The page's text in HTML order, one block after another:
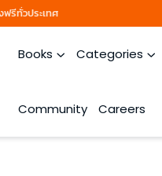
รีทั่วประเทศ
Books Categories
Community Careers